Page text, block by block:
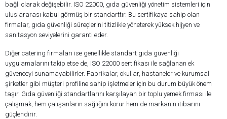
bağlı olarak değişebilir. ISO 22000, gıda güvenliği yönetim sistemleri için
uluslararası kabul görmüş bir standarttır. Bu sertifikaya sahip olan
firmalar, gıda güvenliği süreçlerini titizlikle yöneterek yüksek hijyen ve
sanitasyon seviyelerini garanti eder.
Diğer catering firmaları ise genellikle standart gıda güvenliği
uygulamalarını takip etse de, ISO 22000 sertifikası ile sağlanan ek
güvenceyi sunamayabilirler. Fabrikalar, okullar, hastaneler ve kurumsal
şirketler gibi müşteri profiline sahip işletmeler için bu durum büyük önem
taşır. Gıda güvenliği standartlarını karşılayan bir toplu yemek firması ile
çalışmak, hem çalışanların sağlığını korur hem de markanın itibarını
güçlendirir.